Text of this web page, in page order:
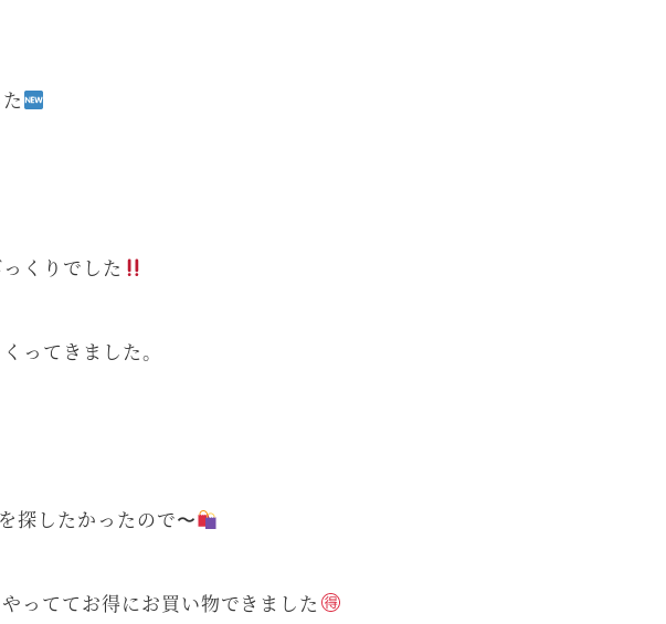
くりでした
ってきました。
探したかったので〜
っててお得にお買い物できました